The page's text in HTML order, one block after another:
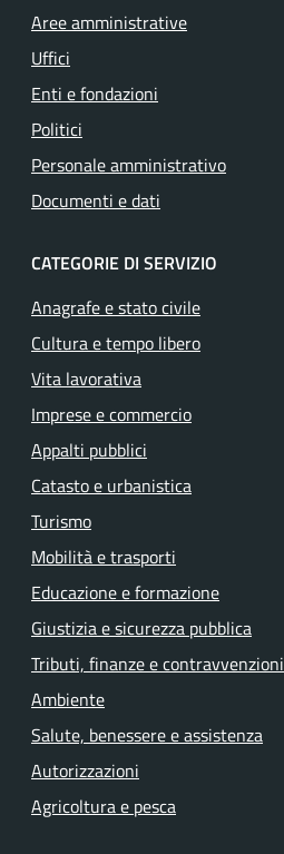
Aree amministrative
Uffici
Enti e fondazioni
Politici
Personale amministrativo
Documenti e dati
CATEGORIE DI SERVIZIO
Anagrafe e stato civile
Cultura e tempo libero
Vita lavorativa
Imprese e commercio
Appalti pubblici
Catasto e urbanistica
Turismo
Mobilità e trasporti
Educazione e formazione
Giustizia e sicurezza pubblica
Tributi, finanze e contravvenzioni
Ambiente
Salute, benessere e assistenza
Autorizzazioni
Agricoltura e pesca